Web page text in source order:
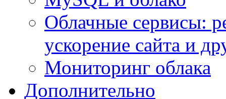
Облачные сервисы:
ускорение сайта и
Мониторинг облака
Дополнительно